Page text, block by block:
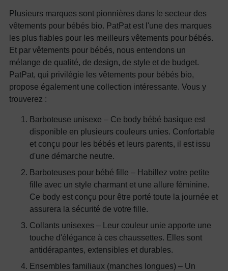
Plusieurs marques sont pionnières dans le secteur des
vêtements pour bébés bio. PatPat est l'une des marques
les plus fiables pour les meilleurs vêtements pour bébés.
Et par vêtements pour bébés, nous entendons un
mélange de qualité, de design, de style et de budget.
PatPat, qui privilégie les vêtements pour bébés bio,
propose également une collection intéressante. Vous y
trouverez :
Barboteuse unisexe – Ce body bébé basique est
disponible en plusieurs couleurs unies. Confortable
et conçu pour les bébés et leurs parents, il est issu
d'une démarche neutre.
Barboteuses pour bébé fille – Habillez votre petite
fille avec un style charmant et une allure féminine.
Ce body est conçu pour être porté toute la journée et
assurera la sécurité de votre fille.
Collants unisexes – Leur couleur unie apporte une
touche d'élégance à ces chaussettes. Elles sont
antidérapantes, extensibles et durables.
Ensembles familiaux (manches longues) – Un